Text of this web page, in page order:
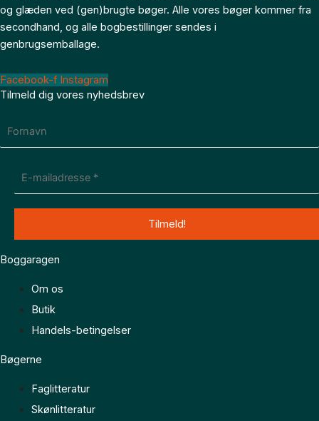
og glæden ved (gen)brugte bøger. Alle vores bøger kommer fra
secondhand, og alle bogbestillinger sendes i
genbrugsemballage.
Facebook-f Instagram
Tilmeld dig vores nyhedsbrev
Boggaragen
Om os
Butik
Handels-betingelser
Bøgerne
Faglitteratur
Skønlitteratur